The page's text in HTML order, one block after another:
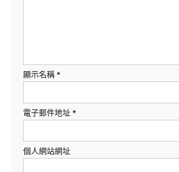
顯示名稱 *
電子郵件地址 *
個人網站網址